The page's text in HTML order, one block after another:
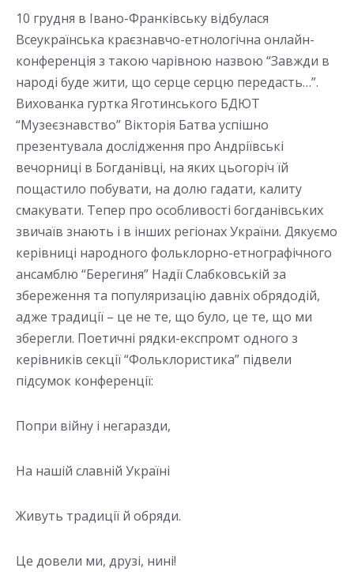
10 грудня в Івано-Франківську відбулася
Всеукраїнська краєзнавчо-етнологічна онлайн-
конференція з такою чарівною назвою “Завжди в
народі буде жити, що серце серцю передасть…”.
Вихованка гуртка Яготинського БДЮТ
“Музеєзнавство” Вікторія Батва успішно
презентувала дослідження про Андріївські
вечорниці в Богданівці, на яких цьогоріч їй
пощастило побувати, на долю гадати, калиту
смакувати. Тепер про особливості богданівських
звичаїв знають і в інших регіонах України. Дякуємо
керівниці народного фольклорно-етнографічного
ансамблю “Берегиня” Надії Слабковській за
збереження та популяризацію давніх обрядодій,
адже традиції – це не те, що було, це те, що ми
зберегли. Поетичні рядки-експромт одного з
керівників секції “Фольклористика” підвели
підсумок конференції:
Попри війну і негаразди,
На нашій славній Україні
Живуть традиції й обряди.
Це довели ми, друзі, нині!